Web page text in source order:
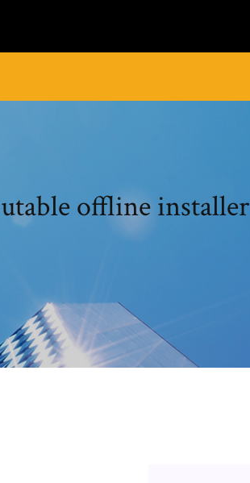
offline installer